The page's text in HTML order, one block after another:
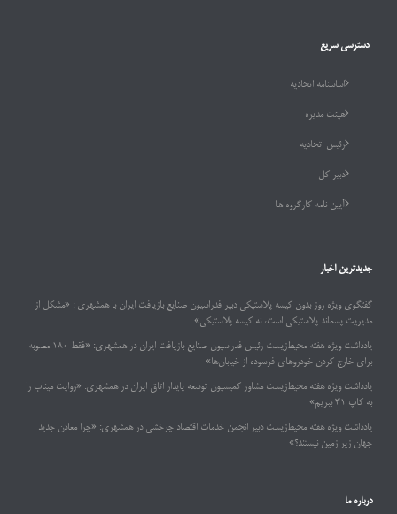
دسترسی سریع
اساسنامه اتحادیه
هیئت مدیره
رئیس اتحادیه
دبیر کل
آیین نامه کارگروه ها
جدیدترین اخبار
گفتگوی ویژه روز بدون کیسه پلاستیکی دبیر فدراسیون صنایع بازیافت ایران با همشهری : «مشکل از
مدیریت پسماند پلاستیکی است، نه کیسه پلاستیکی»
یادداشت ویژه هفته محیط‌زیست رئیس فدراسیون صنایع بازیافت ایران در همشهری: «فقط ۱۸۰ مصوبه
برای خارج کردن خودروهای فرسوده از خیابان‌ها»
یادداشت ویژه هفته محیط‌زیست مشاور کمیسیون توسعه پایدار اتاق ایران در همشهری: «روایت میناب را
به کاپ ۳۱ ببریم»
یادداشت ویژه هفته محیط‌زیست دبیر انجمن خدمات اقتصاد چرخشی در همشهری: «چرا معادن جدید
جهان زیر زمین نیستند؟»
درباره ما